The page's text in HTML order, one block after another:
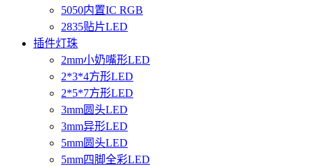
5050内置IC RGB
2835贴片LED
插件灯珠
2mm小奶嘴形LED
2*3*4方形LED
2*5*7方形LED
3mm圆头LED
3mm异形LED
5mm圆头LED
5mm四脚全彩LED